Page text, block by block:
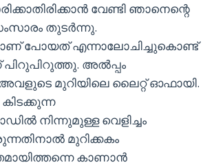
വേണ്ടി ഞാനെന്റെ
തുടര്‍ന്നു.
പോയത് എന്നാലോചിച്ചുകൊണ്ട്
അല്‍പ്പം
മുറിയിലെ ലൈറ്റ് ഓഫായി.
നിന്നുമുള്ള വെളിച്ചം
മുറിക്കകം
കാണാന്‍